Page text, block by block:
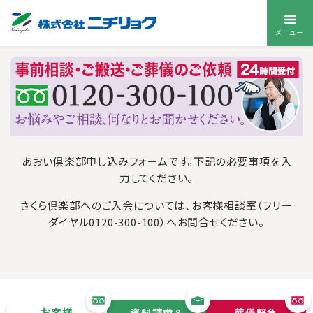
メニュー
あおい倶楽部申し込みフォームです。下記の必要事項を入
力してください。
さくら倶楽部へのご入会については、お客様相談室（フリー
ダイヤル0120-300-100）へお問合せください。